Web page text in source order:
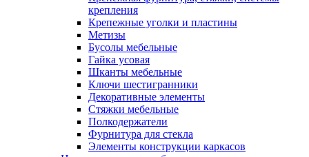
крепления
Крепежные уголки и пластины
Метизы
Бусолы мебельные
Гайка усовая
Шканты мебельные
Ключи шестигранники
Декоративные элементы
Стяжки мебельные
Полкодержатели
Фурнитура для стекла
Элементы конструкции каркасов